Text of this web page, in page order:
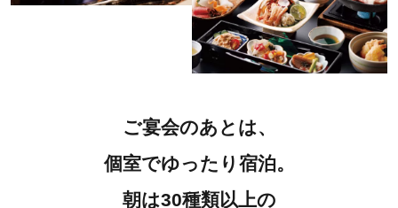
ご宴会のあとは、
個室でゆったり宿泊。
朝は30種類以上の